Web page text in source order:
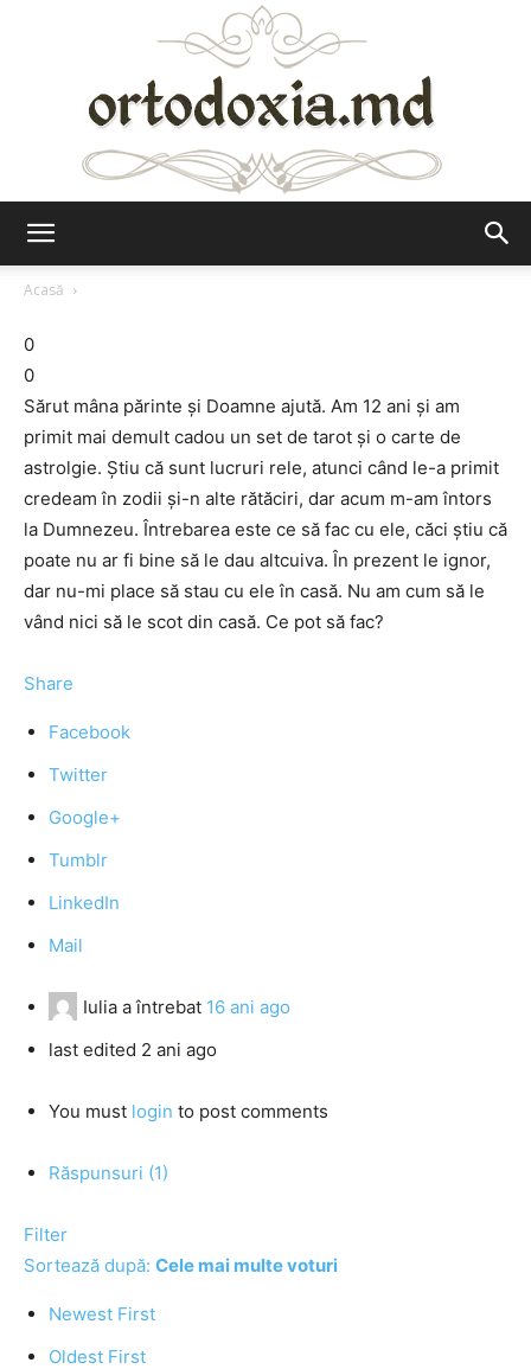
Acasă
0
0
Sărut mâna părinte și Doamne ajută. Am 12 ani și am
primit mai demult cadou un set de tarot și o carte de
astrolgie. Știu că sunt lucruri rele, atunci când le-a primit
credeam în zodii și-n alte rătăciri, dar acum m-am întors
la Dumnezeu. Întrebarea este ce să fac cu ele, căci știu că
poate nu ar fi bine să le dau altcuiva. În prezent le ignor,
dar nu-mi place să stau cu ele în casă. Nu am cum să le
vând nici să le scot din casă. Ce pot să fac?
Share
Facebook
Twitter
Google+
Tumblr
LinkedIn
Mail
Iulia a întrebat 16 ani ago
last edited 2 ani ago
You must login to post comments
Răspunsuri (1)
Filter
Sortează după: Cele mai multe voturi
Newest First
Oldest First